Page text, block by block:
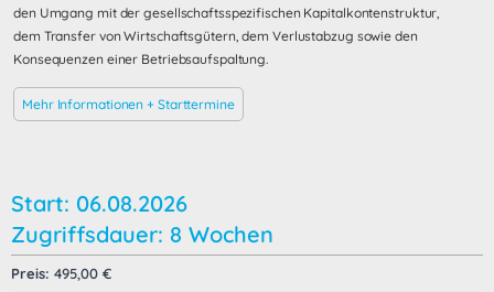
den Umgang mit der gesellschaftsspezifischen Kapitalkontenstruktur,
dem Transfer von Wirtschaftsgütern, dem Verlustabzug sowie den
Konsequenzen einer Betriebsaufspaltung.
Mehr Informationen + Starttermine
Start: 06.08.2026
Zugriffsdauer: 8 Wochen
Preis: 495,00 €